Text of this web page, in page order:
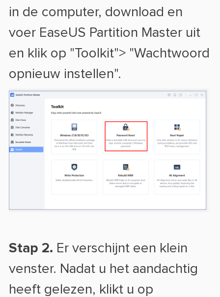
in de computer, download en
voer EaseUS Partition Master uit
en klik op "Toolkit"> "Wachtwoord
opnieuw instellen".
Stap 2. Er verschijnt een klein
venster. Nadat u het aandachtig
heeft gelezen, klikt u op